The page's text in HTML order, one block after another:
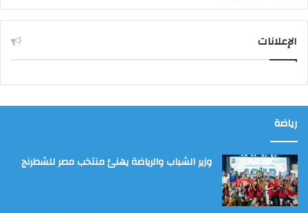
الإعلانات
رياضة
وزير الشباب والرياضة يهنئ منتخب مصر للشطرنج